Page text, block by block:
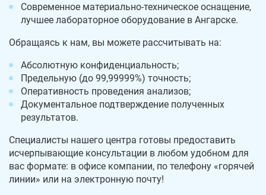
Современное материально-техническое оснащение,
лучшее лабораторное оборудование в Ангарске.
Обращаясь к нам, вы можете рассчитывать на:
Абсолютную конфиденциальность;
Предельную (до 99,99999%) точность;
Оперативность проведения анализов;
Документальное подтверждение полученных
результатов.
Специалисты нашего центра готовы предоставить
исчерпывающие консультации в любом удобном для
вас формате: в офисе компании, по телефону «горячей
линии» или на электронную почту!